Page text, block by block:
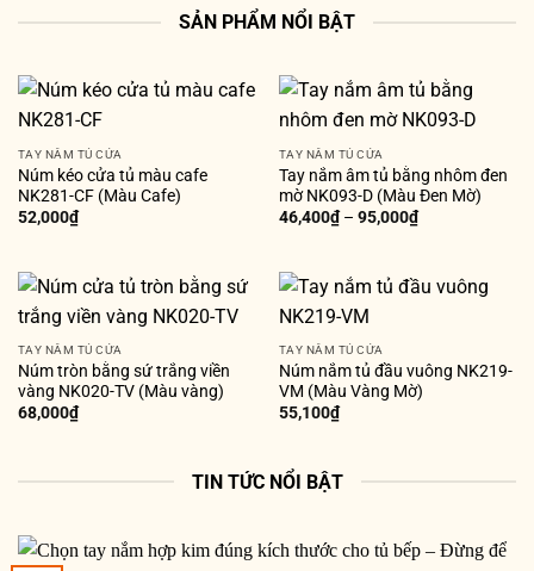
SẢN PHẨM NỔI BẬT
TAY NẮM TỦ CỬA
Núm kéo cửa tủ màu cafe
NK281-CF (Màu Cafe)
52,000₫
TAY NẮM TỦ CỬA
Tay nắm âm tủ bằng nhôm đen
mờ NK093-D (Màu Đen Mờ)
46,400₫– 95,000₫
TAY NẮM TỦ CỬA
Núm tròn bằng sứ trắng viền
vàng NK020-TV (Màu vàng)
68,000₫
TAY NẮM TỦ CỬA
Núm nắm tủ đầu vuông NK219-
VM (Màu Vàng Mờ)
55,100₫
TIN TỨC NỔI BẬT